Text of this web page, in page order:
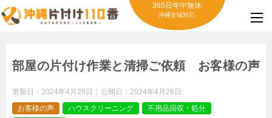
365日年中無休
沖縄全域対応
部屋の片付け作業と清掃ご依頼 お客様の声
更新日： 2024年4月28日 公開日： 2024年4月26日
お客様の声
ハウスクリーニング
不用品回収・処分